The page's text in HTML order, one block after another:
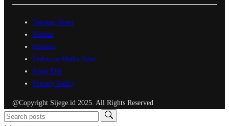
Tentang Kami
Kontak
Redaksi
Pedoman Media Siber
Kode Etik
Privacy Policy
@Copyright Sijege.id 2025. All Rights Reserved